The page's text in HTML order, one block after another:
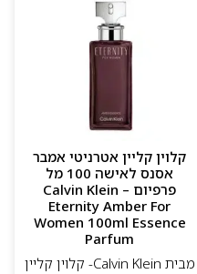
קלוין קליין אטרניטי אמבר
אסנס לאישה 100 מל
פרפיום – Calvin Klein
Eternity Amber For
Women 100ml Essence
Parfum
מבית Calvin Klein- קלוין קליין